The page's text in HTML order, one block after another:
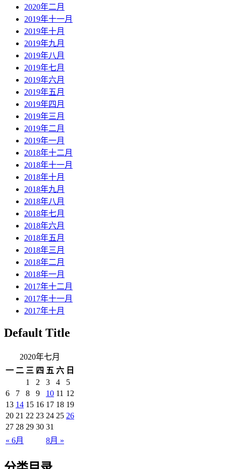
2020年二月
2019年十一月
2019年十月
2019年九月
2019年八月
2019年七月
2019年六月
2019年五月
2019年四月
2019年三月
2019年二月
2019年一月
2018年十二月
2018年十一月
2018年十月
2018年九月
2018年八月
2018年七月
2018年六月
2018年五月
2018年三月
2018年二月
2018年一月
2017年十二月
2017年十一月
2017年十月
Default Title
2020年七月
一 二 三 四 五 六 日
« 6月 8月 »
1 2 3 4
5
6
7 8 9 10 11 12
13 14 15 16 17 18 19
20 21 22 23 24 25 26
27 28 29 30 31